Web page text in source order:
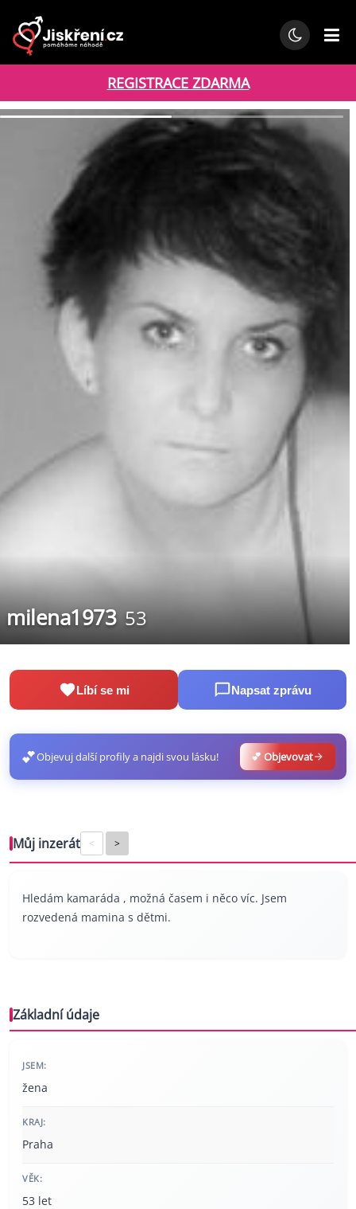
REGISTRACE ZDARMA
milena1973 53
Líbí se mi Napsat zprávu
💕Objevuj další profily a najdi svou lásku! 💕 Objevovat
Můj inzerát < >
Hledám kamaráda , možná časem i něco víc. Jsem
rozvedená mamina s dětmi.
Základní údaje
JSEM:
žena
KRAJ:
Praha
VĚK:
53 let